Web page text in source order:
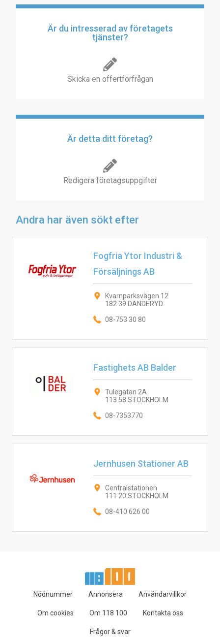
Är du intresserad av företagets
tjänster?
Skicka en offertförfrågan
Är detta ditt företag?
Redigera företagsuppgifter
Andra har även sökt efter
Fogfria Ytor Industri &
Försäljnings AB
Kvarnparksvägen 12
182 39 DANDERYD
08-753 30 80
Fastighets AB Balder
Tulegatan 2A
113 58 STOCKHOLM
08-7353770
Jernhusen Stationer AB
Centralstationen
111 20 STOCKHOLM
08-410 626 00
Nödnummer Annonsera Användarvillkor
Om cookies Om 118 100 Kontakta oss
Frågor & svar